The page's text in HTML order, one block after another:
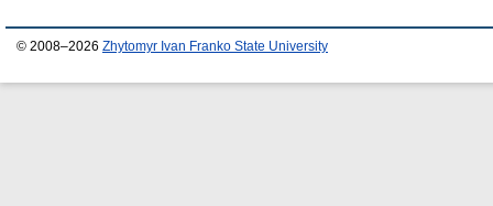
© 2008–2026 Zhytomyr Ivan Franko State University